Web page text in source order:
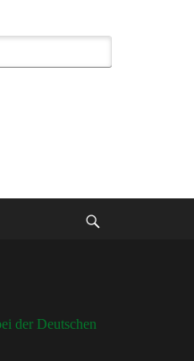
der Deutschen